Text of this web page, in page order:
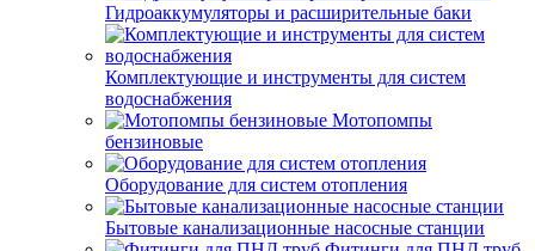
Гидроаккумуляторы и расширительные баки
Комплектующие и инструменты для систем
водоснабжения
Мотопомпы
бензиновые
Оборудование для систем отопления
Бытовые канализационные насосные станции